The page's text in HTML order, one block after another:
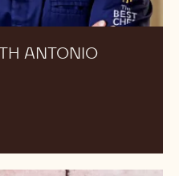
ANTONIO